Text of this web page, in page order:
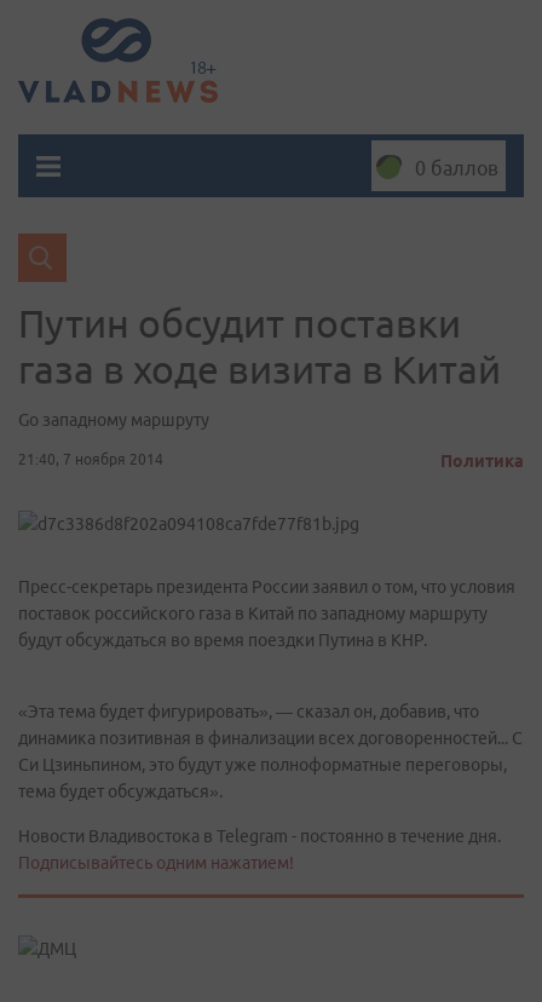
0 баллов
Путин обсудит поставки
газа в ходе визита в Китай
Gо западному маршруту
21:40, 7 ноября 2014 Политика
Пресс-секретарь президента России заявил о том, что условия
поставок российского газа в Китай по западному маршруту
будут обсуждаться во время поездки Путина в КНР.
«Эта тема будет фигурировать», — сказал он, добавив, что
динамика позитивная в финализации всех договоренностей... С
Си Цзиньпином, это будут уже полноформатные переговоры,
тема будет обсуждаться».
Новости Владивостока в Telegram - постоянно в течение дня.
Подписывайтесь одним нажатием!